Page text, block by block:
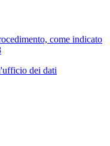
come indicato
dei dati